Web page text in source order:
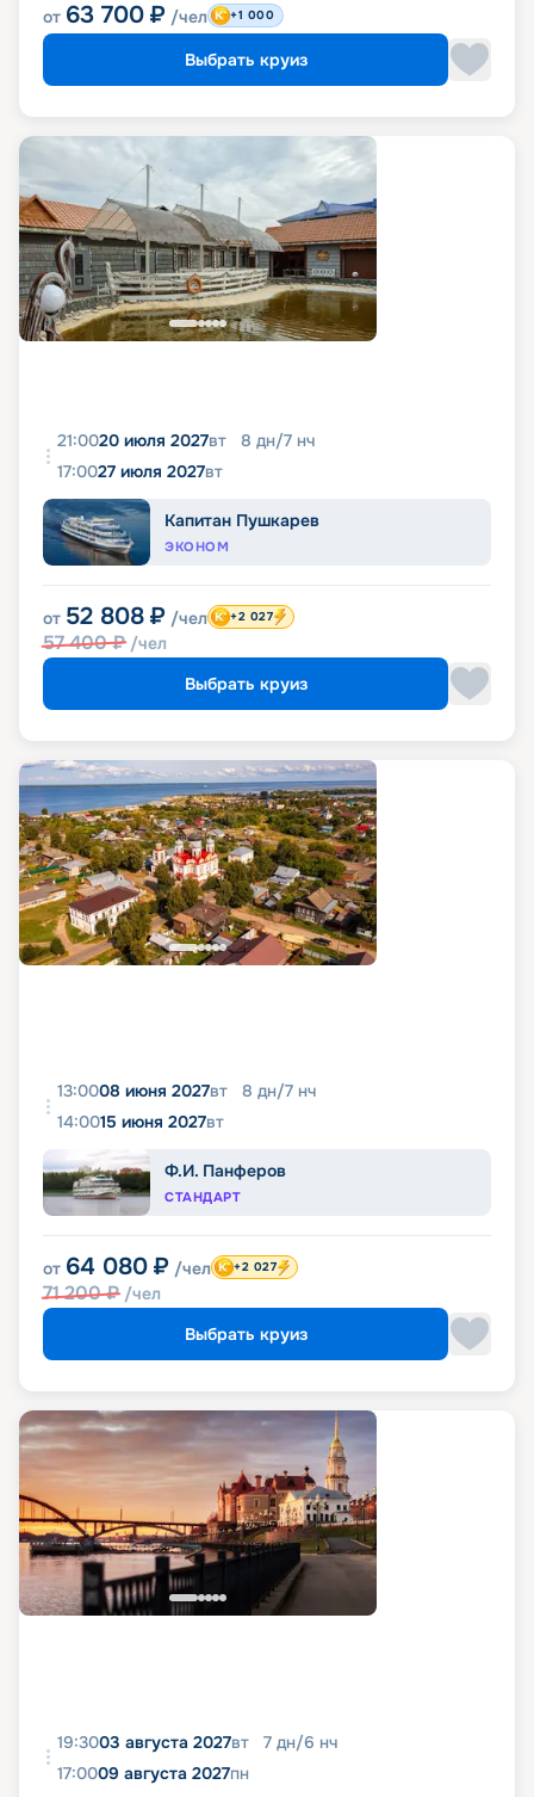
от 63 700 ₽ /чел +1 000
Выбрать круиз
21:0020 июля 2027вт 8 дн/7 нч
17:0027 июля 2027вт
Капитан Пушкарев
ЭКОНОМ
от 52 808 ₽ /чел
57 400₽ /чел
+2 027
Выбрать круиз
13:0008 июня 2027вт 8 дн/7 нч
14:0015 июня 2027вт
Ф.И. Панферов
СТАНДАРТ
от 64 080 ₽ /чел
71 200₽ /чел
+2 027
Выбрать круиз
19:3003 августа 2027вт 7 дн/6 нч
17:0009 августа 2027пн